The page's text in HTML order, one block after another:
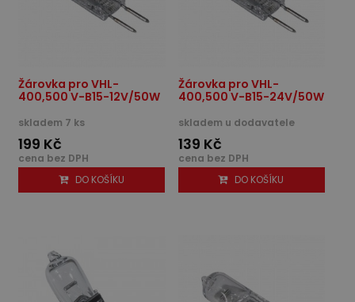
Žárovka pro VHL-
400,500 V-B15-12V/50W
skladem 7 ks
199 Kč
cena bez DPH
DO KOŠÍKU
Žárovka pro VHL-
400,500 V-B15-24V/50W
skladem u dodavatele
139 Kč
cena bez DPH
DO KOŠÍKU